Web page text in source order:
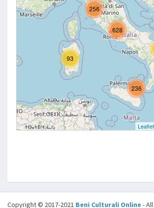
Copyright © 2017-2021 Beni Culturali Online -